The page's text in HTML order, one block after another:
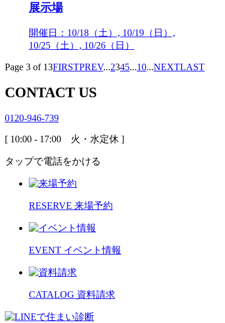
展示場
開催日：10/18（土）, 10/19（日）,
10/25（土）, 10/26（日）
Page 3 of 13FIRSTPREV...2345...10...NEXTLAST
CONTACT US
0120-946-739
[ 10:00 - 17:00 火・水定休 ]
タップで電話をかける
RESERVE 来場予約
EVENT イベント情報
CATALOG 資料請求